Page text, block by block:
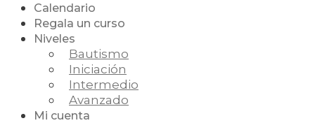
Calendario
Regala un curso
Niveles
Bautismo
Iniciación
Intermedio
Avanzado
Mi cuenta